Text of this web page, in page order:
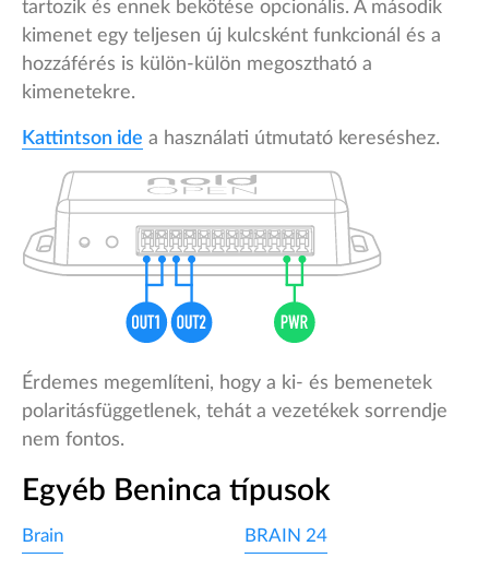
tartozik és ennek bekötése opcionális. A második
kimenet egy teljesen új kulcsként funkcionál és a
hozzáférés is külön-külön megosztható a
kimenetekre.
Kattintson ide a használati útmutató kereséshez.
Érdemes megemlíteni, hogy a ki- és bemenetek
polaritásfüggetlenek, tehát a vezetékek sorrendje
nem fontos.
Egyéb Beninca típusok
Brain BRAIN 24